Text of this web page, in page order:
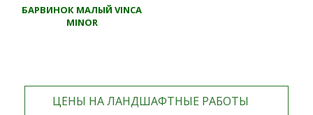
ЦЕНЫ НА ЛАНДШАФТНЫЕ РАБОТЫ
БАРВИНОК МАЛЫЙ VINCA
MINOR